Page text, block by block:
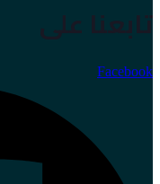
تابعنا على
Facebook